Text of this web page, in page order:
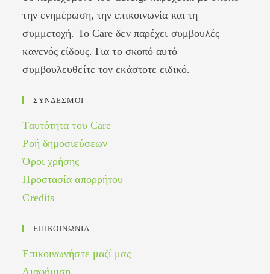
την ενημέρωση, την επικοινωνία και τη
συμμετοχή. Το Care δεν παρέχει συμβουλές
κανενός είδους. Για το σκοπό αυτό
συμβουλευθείτε τον εκάστοτε ειδικό.
ΣΥΝΔΕΣΜΟΙ
Ταυτότητα του Care
Ροή δημοσιεύσεων
Όροι χρήσης
Προστασία απορρήτου
Credits
ΕΠΙΚΟΙΝΩΝΙΑ
Επικοινωνήστε μαζί μας